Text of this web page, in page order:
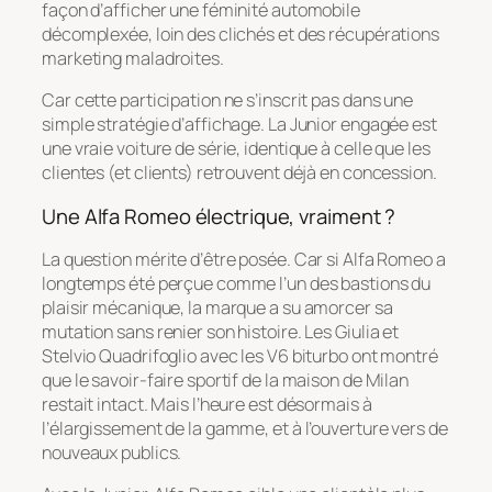
façon d’afficher une féminité automobile
décomplexée, loin des clichés et des récupérations
marketing maladroites.
Car cette participation ne s’inscrit pas dans une
simple stratégie d’affichage. La Junior engagée est
une vraie voiture de série, identique à celle que les
clientes (et clients) retrouvent déjà en concession.
Une Alfa Romeo électrique, vraiment ?
La question mérite d’être posée. Car si Alfa Romeo a
longtemps été perçue comme l’un des bastions du
plaisir mécanique, la marque a su amorcer sa
mutation sans renier son histoire. Les Giulia et
Stelvio Quadrifoglio avec les V6 biturbo ont montré
que le savoir-faire sportif de la maison de Milan
restait intact. Mais l’heure est désormais à
l’élargissement de la gamme, et à l’ouverture vers de
nouveaux publics.